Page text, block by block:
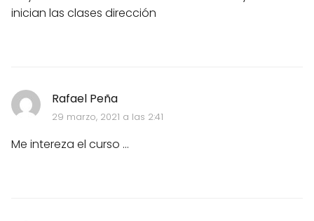
inician las clases dirección
Rafael Peña
29 marzo, 2021 a las 2:41
Me intereza el curso ...